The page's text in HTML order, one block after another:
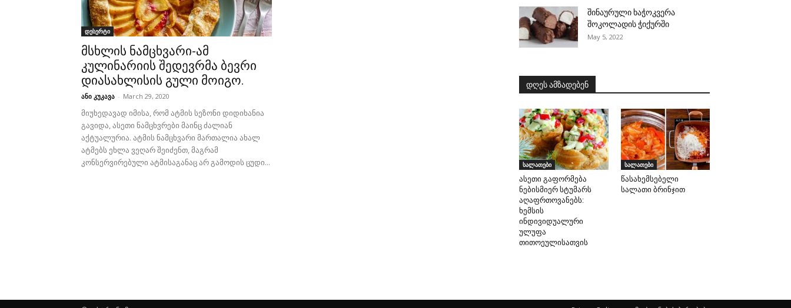
დესერტი
მსხლის ნამცხვარი-ამ
კულინარიის შედევრმა ბევრი
დიასახლისის გული მოიგო.
ანი კუკავა - March 29, 2020
მიუხედავად იმისა, რომ ატმის სეზონი დიდიხანია
გავიდა, ასეთი ნამცხვრები მაინც ძალიან
აქტუალურია. ატმის ნამცხვარი მართალია ახალ
ატმებს ეხლა ვეღარ შეიძენთ, მაგრამ
კონსერვირებული ატმისაგანაც არ გამოდის ცუდი...
შინაურული ხაჭოკვერა
შოკოლადის ჭიქურში
May 5, 2022
დღეს ამზადებენ
სალათები
ასეთი გაფორმება
ნებისმიერ სტუმარს
აღაფრთოვანებს:
ხემსის
ინდივიდუალური
ულუფა
თითოეულისათვის
სალათები
წასახემსებელი
სალათი ბრინჯით